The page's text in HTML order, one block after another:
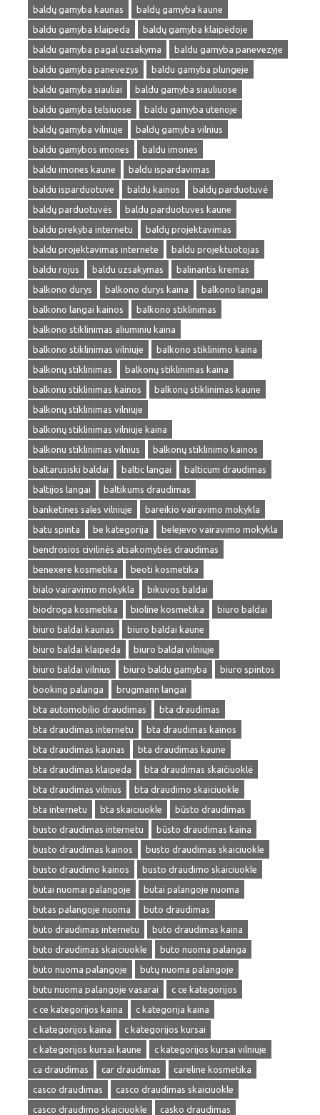
baldų gamyba kaunas
baldų gamyba kaune
baldu gamyba klaipeda
baldų gamyba klaipėdoje
baldu gamyba pagal uzsakyma
baldu gamyba panevezyje
baldu gamyba panevezys
baldu gamyba plungeje
baldu gamyba siauliai
baldu gamyba siauliuose
baldu gamyba telsiuose
baldu gamyba utenoje
baldų gamyba vilniuje
baldų gamyba vilnius
baldu gamybos imones
baldu imones
baldu imones kaune
baldu ispardavimas
baldu isparduotuve
baldu kainos
baldų parduotuvė
baldų parduotuvės
baldu parduotuves kaune
baldu prekyba internetu
baldų projektavimas
baldu projektavimas internete
baldu projektuotojas
baldu rojus
baldu uzsakymas
balinantis kremas
balkono durys
balkono durys kaina
balkono langai
balkono langai kainos
balkono stiklinimas
balkono stiklinimas aliuminiu kaina
balkono stiklinimas vilniuje
balkono stiklinimo kaina
balkonų stiklinimas
balkonų stiklinimas kaina
balkonu stiklinimas kainos
balkonų stiklinimas kaune
balkonų stiklinimas vilniuje
balkonų stiklinimas vilniuje kaina
balkonu stiklinimas vilnius
balkonų stiklinimo kainos
baltarusiski baldai
baltic langai
balticum draudimas
baltijos langai
baltikums draudimas
banketines sales vilniuje
bareikio vairavimo mokykla
batu spinta
be kategorija
belejevo vairavimo mokykla
bendrosios civilinės atsakomybės draudimas
benexere kosmetika
beoti kosmetika
bialo vairavimo mokykla
bikuvos baldai
biodroga kosmetika
bioline kosmetika
biuro baldai
biuro baldai kaunas
biuro baldai kaune
biuro baldai klaipeda
biuro baldai vilniuje
biuro baldai vilnius
biuro baldu gamyba
biuro spintos
booking palanga
brugmann langai
bta automobilio draudimas
bta draudimas
bta draudimas internetu
bta draudimas kainos
bta draudimas kaunas
bta draudimas kaune
bta draudimas klaipeda
bta draudimas skaičiuoklė
bta draudimas vilnius
bta draudimo skaiciuokle
bta internetu
bta skaiciuokle
būsto draudimas
busto draudimas internetu
būsto draudimas kaina
busto draudimas kainos
busto draudimas skaiciuokle
busto draudimo kainos
busto draudimo skaiciuokle
butai nuomai palangoje
butai palangoje nuoma
butas palangoje nuoma
buto draudimas
buto draudimas internetu
buto draudimas kaina
buto draudimas skaiciuokle
buto nuoma palanga
buto nuoma palangoje
butų nuoma palangoje
butu nuoma palangoje vasarai
c ce kategorijos
c ce kategorijos kaina
c kategorija kaina
c kategorijos kaina
c kategorijos kursai
c kategorijos kursai kaune
c kategorijos kursai vilniuje
ca draudimas
car draudimas
careline kosmetika
casco draudimas
casco draudimas skaiciuokle
casco draudimo skaiciuokle
casko draudimas